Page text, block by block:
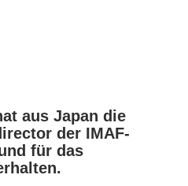
aus Japan die
der IMAF-
für das